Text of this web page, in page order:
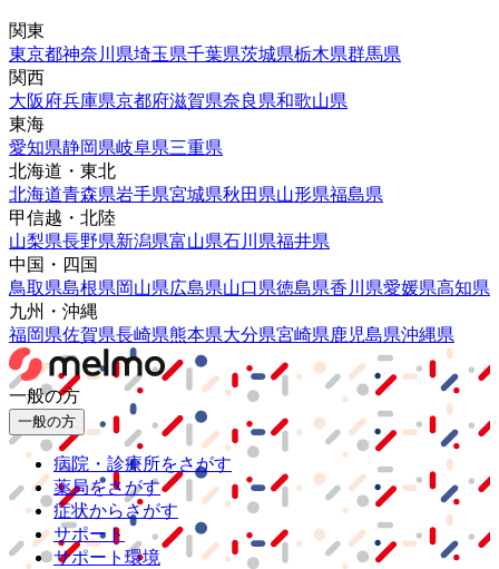
関東
東京都神奈川県埼玉県千葉県茨城県栃木県群馬県
関西
大阪府兵庫県京都府滋賀県奈良県和歌山県
東海
愛知県静岡県岐阜県三重県
北海道・東北
北海道青森県岩手県宮城県秋田県山形県福島県
甲信越・北陸
山梨県長野県新潟県富山県石川県福井県
中国・四国
鳥取県島根県岡山県広島県山口県徳島県香川県愛媛県高知県
九州・沖縄
福岡県佐賀県長崎県熊本県大分県宮崎県鹿児島県沖縄県
一般の方
一般の方
病院・診療所をさがす
薬局をさがす
症状からさがす
サポート
サポート環境